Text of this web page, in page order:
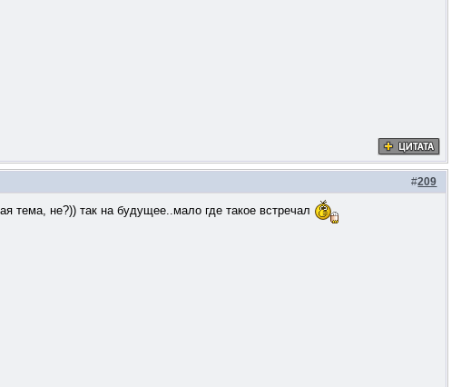
#209
тема, не?)) так на будущее..мало где такое встречал